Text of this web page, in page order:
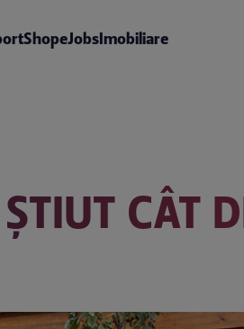
ShopeJobsImobiliare
CÂT